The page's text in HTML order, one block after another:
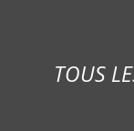
TOUS